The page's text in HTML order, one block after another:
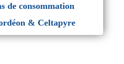
de consommation
& Celtapyre